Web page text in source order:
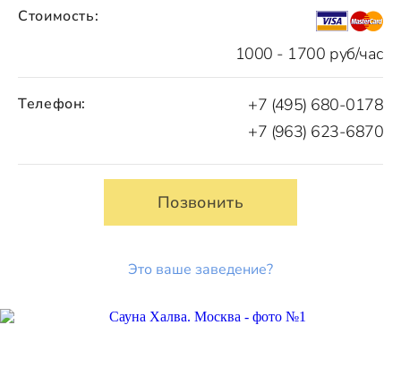
Стоимость:
1000 - 1700 руб/час
Телефон:
+7 (495) 680-0178
+7 (963) 623-6870
Позвонить
Это ваше заведение?